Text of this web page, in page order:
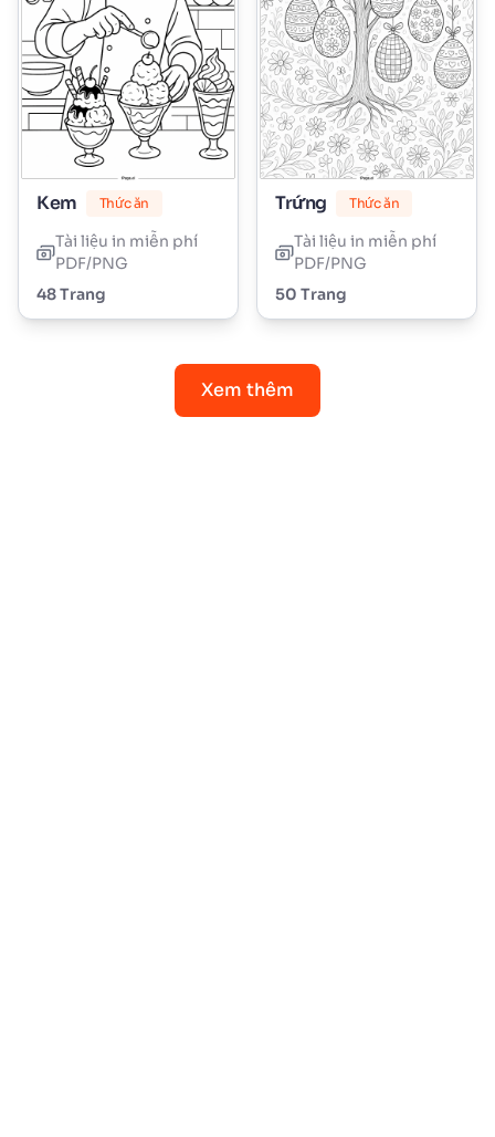
Kem Thức ăn
Tài liệu in miễn phí
PDF/PNG
48 Trang
Trứng Thức ăn
Tài liệu in miễn phí
PDF/PNG
50 Trang
Xem thêm